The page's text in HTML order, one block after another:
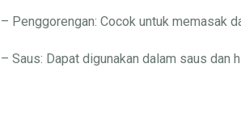
– Penggorengan: Cocok untuk memasak
– Saus: Dapat digunakan dalam saus dan